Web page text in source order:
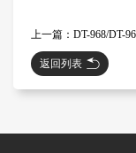
返回列表